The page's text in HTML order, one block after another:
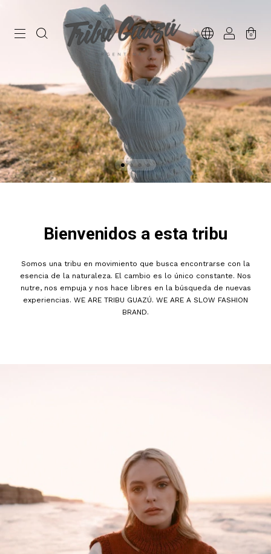
0
Bienvenidos a esta tribu
Somos una tribu en movimiento que busca encontrarse con la
esencia de la naturaleza. El cambio es lo único constante. Nos
nutre, nos empuja y nos hace libres en la búsqueda de nuevas
experiencias. WE ARE TRIBU GUAZÚ. WE ARE A SLOW FASHION
BRAND.